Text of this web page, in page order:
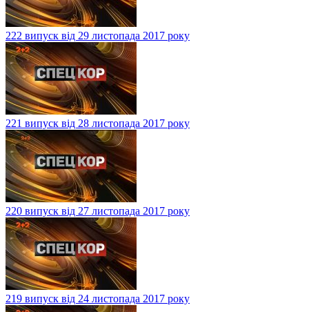
222 випуск від 29 листопада 2017 року
221 випуск від 28 листопада 2017 року
220 випуск від 27 листопада 2017 року
219 випуск від 24 листопада 2017 року